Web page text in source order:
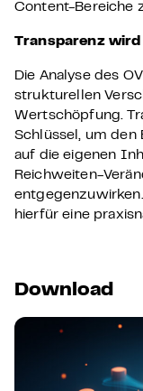
Content-Bereiche
Transparenz wird
Die Analyse des
strukturellen
Wertschöpfung.
Schlüssel, um den
auf die eigenen
Reichweiten-
hierfür eine
Download